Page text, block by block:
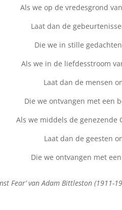
Als we op de vredesgrond
Laat dan de
Die we in stille
Als we in de liefdesstroom
Laat dan de mensen
Die we ontvangen met een
Als we middels de genezende
Laat dan de geesten
Die we ontvangen met
Fear’ van Adam Bittleston (1911-